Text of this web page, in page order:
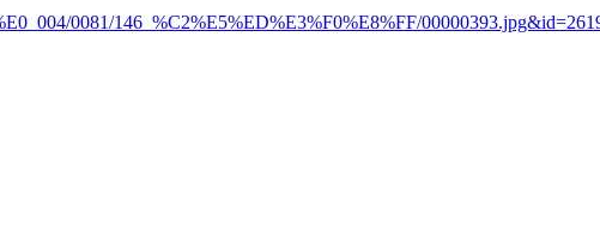
0081/146_%C2%E5%ED%E3%F0%E8%FF/